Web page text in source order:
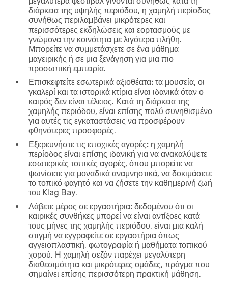
διάρκεια της υψηλής περιόδου, η χαμηλή περίοδος
συνήθως περιλαμβάνει μικρότερες και
περισσότερες εκδηλώσεις και εορτασμούς με
γνώμονα την κοινότητα με λιγότερα πλήθη.
Μπορείτε να συμμετάσχετε σε ένα μάθημα
μαγειρικής ή σε μια ξενάγηση για μια πιο
προσωπική εμπειρία.
Επισκεφτείτε εσωτερικά αξιοθέατα: τα μουσεία, οι
γκαλερί και τα ιστορικά κτίρια είναι ιδανικά όταν ο
καιρός δεν είναι τέλειος. Κατά τη διάρκεια της
χαμηλής περιόδου, είναι επίσης πολύ συνηθισμένο
για αυτές τις εγκαταστάσεις να προσφέρουν
φθηνότερες προσφορές.
Εξερευνήστε τις εποχικές αγορές: η χαμηλή
περίοδος είναι επίσης ιδανική για να ανακαλύψετε
εσωτερικές τοπικές αγορές, όπου μπορείτε να
ψωνίσετε για μοναδικά αναμνηστικά, να δοκιμάσετε
το τοπικό φαγητό και να ζήσετε την καθημερινή ζωή
του Klag Bay.
Λάβετε μέρος σε εργαστήρια: δεδομένου ότι οι
καιρικές συνθήκες μπορεί να είναι αντίξοες κατά
τους μήνες της χαμηλής περιόδου, είναι μια καλή
στιγμή να εγγραφείτε σε εργαστήρια όπως
αγγειοπλαστική, φωτογραφία ή μαθήματα τοπικού
χορού. Η χαμηλή σεζόν παρέχει μεγαλύτερη
διαθεσιμότητα και μικρότερες ομάδες, πράγμα που
σημαίνει επίσης περισσότερη πρακτική μάθηση.